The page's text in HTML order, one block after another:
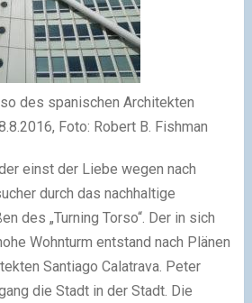
des spanischen Architekten
Foto: Robert B. Fishman
einst der Liebe wegen nach
durch das nachhaltige
des „Turning Torso“. Der in sich
Wohnturm entstand nach Plänen
Santiago Calatrava. Peter
die Stadt in der Stadt. Die